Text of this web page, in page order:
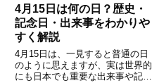
4月15日は何の日？歴史・
記念日・出来事をわかりや
すく解説
4月15日は、一見すると普通の日
のように思えますが、実は世界的
にも日本でも重要な出来事や記念